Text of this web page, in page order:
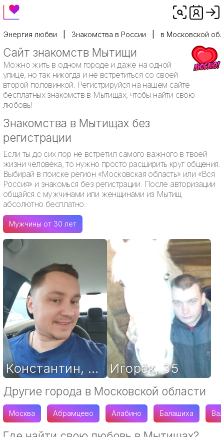
Энергия любви Знакомства в России в Московской
Сайт знакомств Мытищи
Можно жить в одном городе и даже на одной
улице, но так никогда и не встретиться со своей
второй половинкой. Регистрируйся на нашем сайте
бесплатных знакомств в Мытищах, чтобы найти свою
любовь!
Знакомства в Мытищах без
регистрации
Если ты до сих пор не встретил самого важного в твоей
жизни человека, то нужно просто расширить круг общения.
Выбирай в поиске регион «Московская область» или «Вся
Россия» и знакомься без регистрации. После авторизации
общайся с мужчинами или женщинами из Мытищ
абсолютно бесплатно.
Мужчины от 30 лет
Константин, 39 Игорёк,35
Другие города в Московской области
Москва Абрамцево Алабино Балашиха